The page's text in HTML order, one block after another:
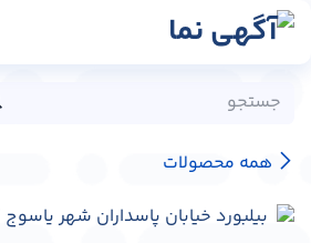
پرش به محتوا
همه محصولات